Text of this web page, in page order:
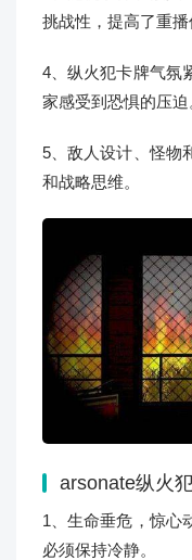
挑战性，提高了重播
4、纵火犯卡牌气氛
家感受到恐惧的压迫
5、敌人设计、怪物
和战略思维。
arsonate纵火
1、生命垂危，惊心
必须保持冷静。